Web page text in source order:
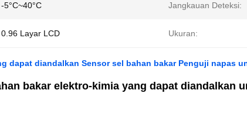
-5°C~40°C Jangkauan Deteksi:
0.96 Layar LCD Ukuran:
dapat diandalkan Sensor sel bahan bakar Penguji napas
bakar elektro-kimia yang dapat diandalkan